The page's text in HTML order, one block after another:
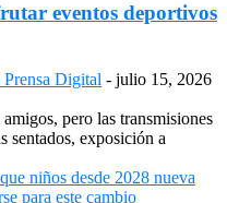
eventos deportivos
Digital - julio 15, 2026
pero las transmisiones
sentados, exposición a